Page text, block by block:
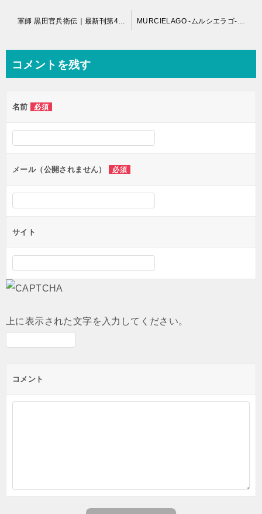
ビ
ー
シ
ョ
ン
コメントを残す
名前 必須
メール（公開されません） 必須
サイト
上に表示された文字を入力してください。
コメント